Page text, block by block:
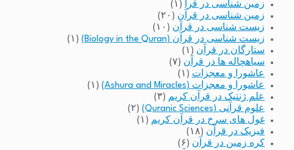
زمین شناسی در قرآ
(۱)
زمین شناسی در قرآن (۲۰)
زیست شناسی در قرآن (۱۰)
زیست شناسی در قرآن (Biology in the Quran)
(۱)
ستارگان در قرآن (۱)
سیاهچاله ها در قرآن (۷)
عاشورا و معجزات (۱)
عاشورا و معجزات (Ashura and Miracles)
(۱)
علم ژنتیک در قرآن کریم (۳)
علوم قرآنی (Quranic Sciences)
(۲)
غول های سرخ در قرآن کریم (۱)
فیزیک در قرآن (۱۸)
کره زمین در قرآن (۶)